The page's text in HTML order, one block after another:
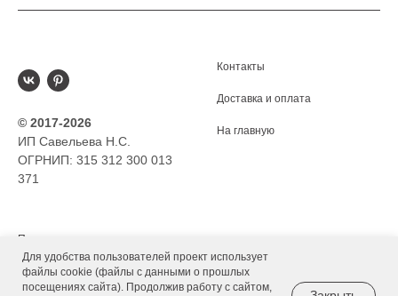
© 2017-2026
ИП Савельева Н.С.
ОГРНИП: 315 312 300 013
371
Контакты
Доставка и оплата
На главную
Политика
Соглашение
Для удобства пользователей проект использует
файлы cookie (файлы с данными о прошлых
посещениях сайта). Продолжив работу с сайтом,